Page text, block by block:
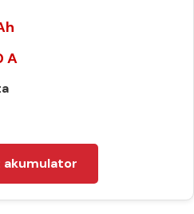
A
akumulator